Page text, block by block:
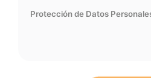
Protección de Datos